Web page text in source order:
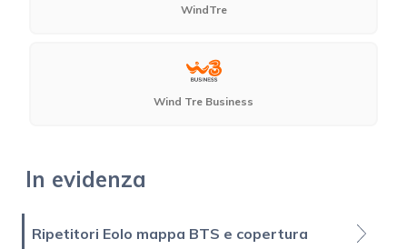
WindTre
Wind Tre Business
In evidenza
Ripetitori Eolo mappa BTS e copertura